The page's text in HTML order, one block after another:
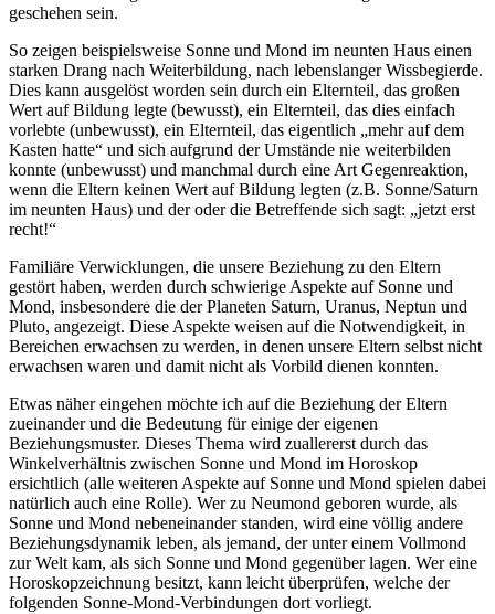
geschehen sein.
So zeigen beispielsweise Sonne und Mond im neunten Haus einen
starken Drang nach Weiterbildung, nach lebenslanger Wissbegierde.
Dies kann ausgelöst worden sein durch ein Elternteil, das großen
Wert auf Bildung legte (bewusst), ein Elternteil, das dies einfach
vorlebte (unbewusst), ein Elternteil, das eigentlich „mehr auf dem
Kasten hatte“ und sich aufgrund der Umstände nie weiterbilden
konnte (unbewusst) und manchmal durch eine Art Gegenreaktion,
wenn die Eltern keinen Wert auf Bildung legten (z.B. Sonne/Saturn
im neunten Haus) und der oder die Betreffende sich sagt: „jetzt erst
recht!“
Familiäre Verwicklungen, die unsere Beziehung zu den Eltern
gestört haben, werden durch schwierige Aspekte auf Sonne und
Mond, insbesondere die der Planeten Saturn, Uranus, Neptun und
Pluto, angezeigt. Diese Aspekte weisen auf die Notwendigkeit, in
Bereichen erwachsen zu werden, in denen unsere Eltern selbst nicht
erwachsen waren und damit nicht als Vorbild dienen konnten.
Etwas näher eingehen möchte ich auf die Beziehung der Eltern
zueinander und die Bedeutung für einige der eigenen
Beziehungsmuster. Dieses Thema wird zuallererst durch das
Winkelverhältnis zwischen Sonne und Mond im Horoskop
ersichtlich (alle weiteren Aspekte auf Sonne und Mond spielen dabei
natürlich auch eine Rolle). Wer zu Neumond geboren wurde, als
Sonne und Mond nebeneinander standen, wird eine völlig andere
Beziehungsdynamik leben, als jemand, der unter einem Vollmond
zur Welt kam, als sich Sonne und Mond gegenüber lagen. Wer eine
Horoskopzeichnung besitzt, kann leicht überprüfen, welche der
folgenden Sonne-Mond-Verbindungen dort vorliegt.